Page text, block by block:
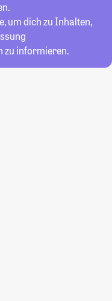
um dich zu Inhalten,
zu informieren.